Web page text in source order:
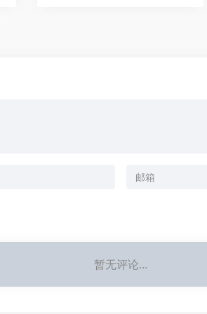
暂无评论...